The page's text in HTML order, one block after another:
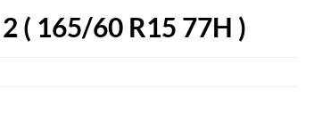
( 165/60 R15 77H )